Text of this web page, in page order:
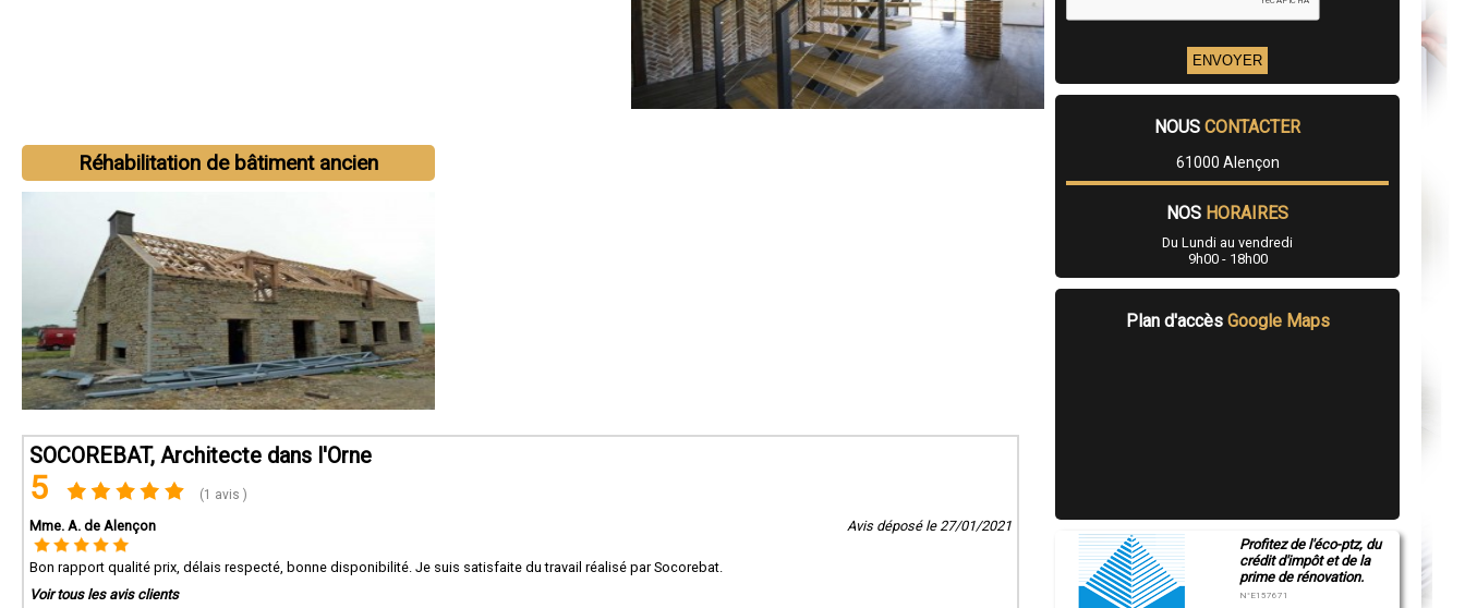
Réhabilitation de bâtiment ancien
SOCOREBAT, Architecte dans l'Orne
5 (1 avis )
Mme. A. de Alençon Avis déposé le 27/01/2021
Bon rapport qualité prix, délais respecté, bonne disponibilité. Je suis satisfaite du travail réalisé par Socorebat.
Voir tous les avis clients
NOUS CONTACTER
61000 Alençon
NOS HORAIRES
Du Lundi au vendredi
9h00 - 18h00
Plan d'accès Google Maps
Profitez de l'éco-ptz, du
crédit d'impôt et de la
prime de rénovation.
N°E157671